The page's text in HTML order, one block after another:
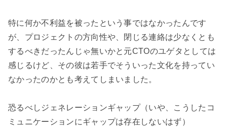
特に何か不利益を被ったという事ではなかったんです
が、プロジェクトの方向性や、閉じる連絡は少なくとも
するべきだったんじゃ無いかと元CTOのユゲタとしては
感じるけど、その彼は若手でそういった文化を持ってい
なかったのかとも考えてしまいました。
恐るべしジェネレーションギャップ（いや、こうしたコ
ミュニケーションにギャップは存在しないはず）